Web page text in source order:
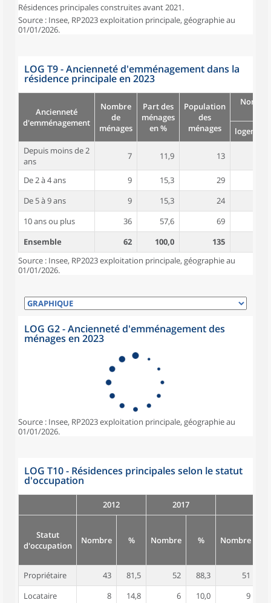
Résidences principales construites avant 2021.
Source : Insee, RP2023 exploitation principale, géographie au
01/01/2026.
LOG T9 - Ancienneté d'emménagement dans la
résidence principale en 2023
Ancienneté
d'emménagement
Nombre
de
ménages
Part des
ménages
en %
Population
des
ménages
logement
Depuis moins de 2
ans
7 11,9 13
De 2 à 4 ans 9 15,3 29
De 5 à 9 ans
9 15,3 24
10 ans ou plus
36 57,6 69
Ensemble
62 100,0 135
Source : Insee, RP2023 exploitation principale, géographie au
01/01/2026.
LOG G2 - Ancienneté d'emménagement des
ménages en 2023
Source : Insee, RP2023 exploitation principale, géographie au
01/01/2026.
LOG T10 - Résidences principales selon le statut
d'occupation
2012 2017
Statut
d'occupation
Nombre % Nombre % Nombre
Propriétaire 43 81,5 52 88,3 51
Locataire
8 14,8 6 10,0 9